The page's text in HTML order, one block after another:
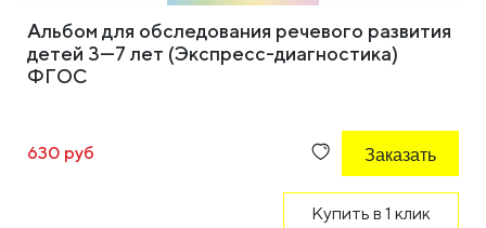
Альбом для обследования речевого развития
детей 3—7 лет (Экспресс-диагностика)
ФГОС
630 руб Заказать
Купить в 1 клик